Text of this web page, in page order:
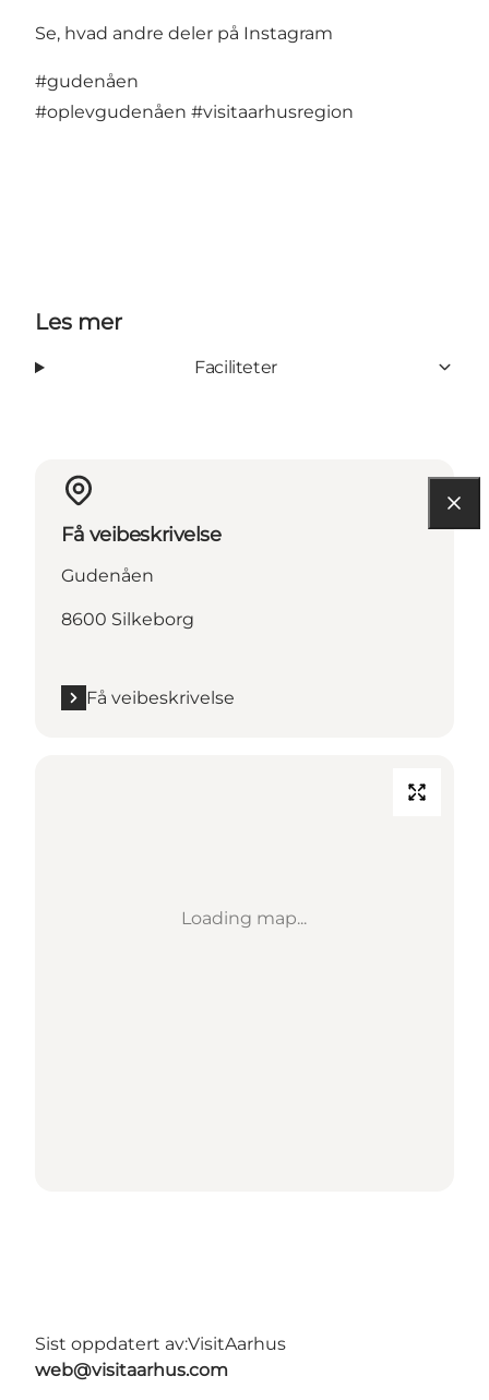
Se, hvad andre deler på Instagram
#gudenåen
#oplevgudenåen #visitaarhusregion
Les mer
Faciliteter
Få veibeskrivelse
Gudenåen
8600 Silkeborg
Få veibeskrivelse
Loading map...
Sist oppdatert av:VisitAarhus
web@visitaarhus.com